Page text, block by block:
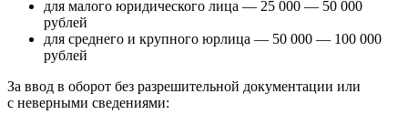
для малого юридического лица — 25 000 — 50 000
рублей
для среднего и крупного юрлица — 50 000 — 100 000
рублей
За ввод в оборот без разрешительной документации или
с неверными сведениями: